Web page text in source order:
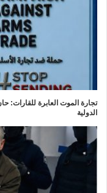
تجارة الموت العابرة
الدولية